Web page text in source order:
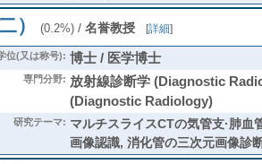
） (0.2%)/ 名誉教授 [詳細]
位(又は称号): 博士 / 医学博士
専門分野: 放射線診断学 (Diagnostic
(Diagnostic Radiology)
研究テーマ: マルチスライスCTの気管支·肺血
画像認識, 消化管の三次元画像診